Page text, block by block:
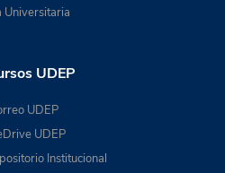
Universitaria
UDEP
UDEP
UDEP
Institucional